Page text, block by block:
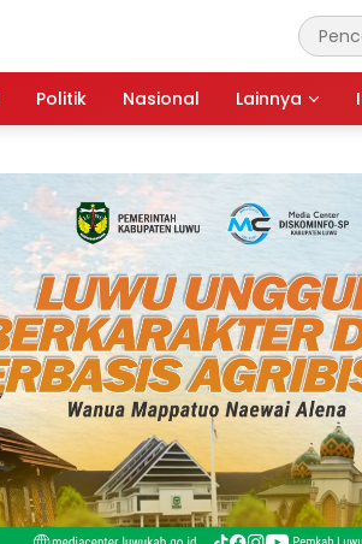
Politik Nasional Lainnya